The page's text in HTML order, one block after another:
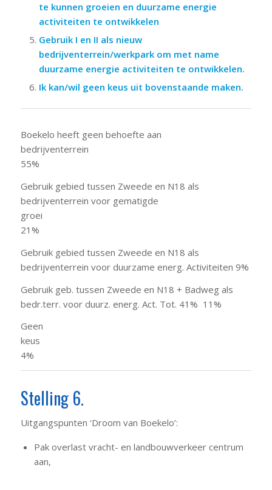
te kunnen groeien en duurzame energie
activiteiten te ontwikkelen
Gebruik I en II als nieuw
bedrijventerrein/werkpark om met name
duurzame energie activiteiten te ontwikkelen.
Ik kan/wil geen keus uit bovenstaande maken.
Boekelo heeft geen behoefte aan
bedrijventerrein
55%
Gebruik gebied tussen Zweede en N18 als
bedrijventerrein voor gematigde
groei
21%
Gebruik gebied tussen Zweede en N18 als
bedrijventerrein voor duurzame energ. Activiteiten 9%
Gebruik geb. tussen Zweede en N18 + Badweg als
bedr.terr. voor duurz. energ. Act. Tot. 41% 11%
Geen
4%
Stelling 6.
Uitgangspunten ‘Droom van Boekelo’:
Pak overlast vracht- en landbouwverkeer centrum
aan,